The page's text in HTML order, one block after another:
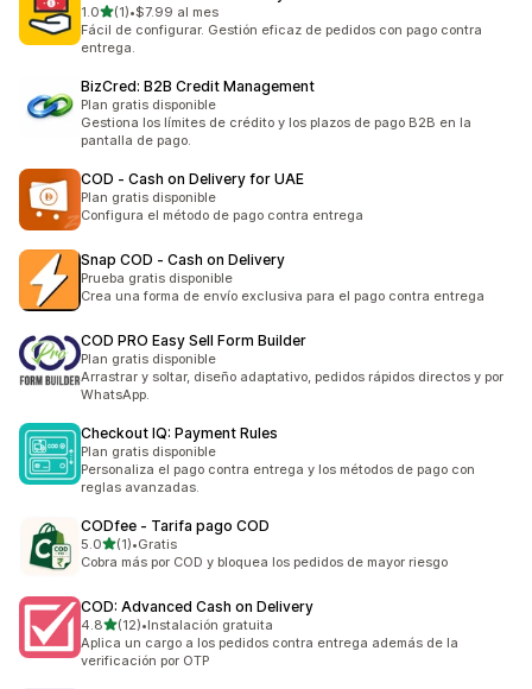
1.0de 5 estrellas
(1)
1 reseñas en total
•$7.99 al mes
Fácil de configurar. Gestión eficaz de pedidos con pago contra
entrega.
BizCred: B2B Credit Management
Plan gratis disponible
Gestiona los límites de crédito y los plazos de pago B2B en la
pantalla de pago.
COD ‑ Cash on Delivery for UAE
Plan gratis disponible
Configura el método de pago contra entrega
Snap COD ‑ Cash on Delivery
Prueba gratis disponible
Crea una forma de envío exclusiva para el pago contra entrega
COD PRO Easy Sell Form Builder
Plan gratis disponible
Arrastrar y soltar, diseño adaptativo, pedidos rápidos directos y por
WhatsApp.
Checkout IQ: Payment Rules
Plan gratis disponible
Personaliza el pago contra entrega y los métodos de pago con
reglas avanzadas.
CODfee ‑ Tarifa pago COD
5.0de 5 estrellas
(1)
1 reseñas en total
•Gratis
Cobra más por COD y bloquea los pedidos de mayor riesgo
COD: Advanced Cash on Delivery
4.8de 5 estrellas
(12)
12 reseñas en total
•Instalación gratuita
Aplica un cargo a los pedidos contra entrega además de la
verificación por OTP